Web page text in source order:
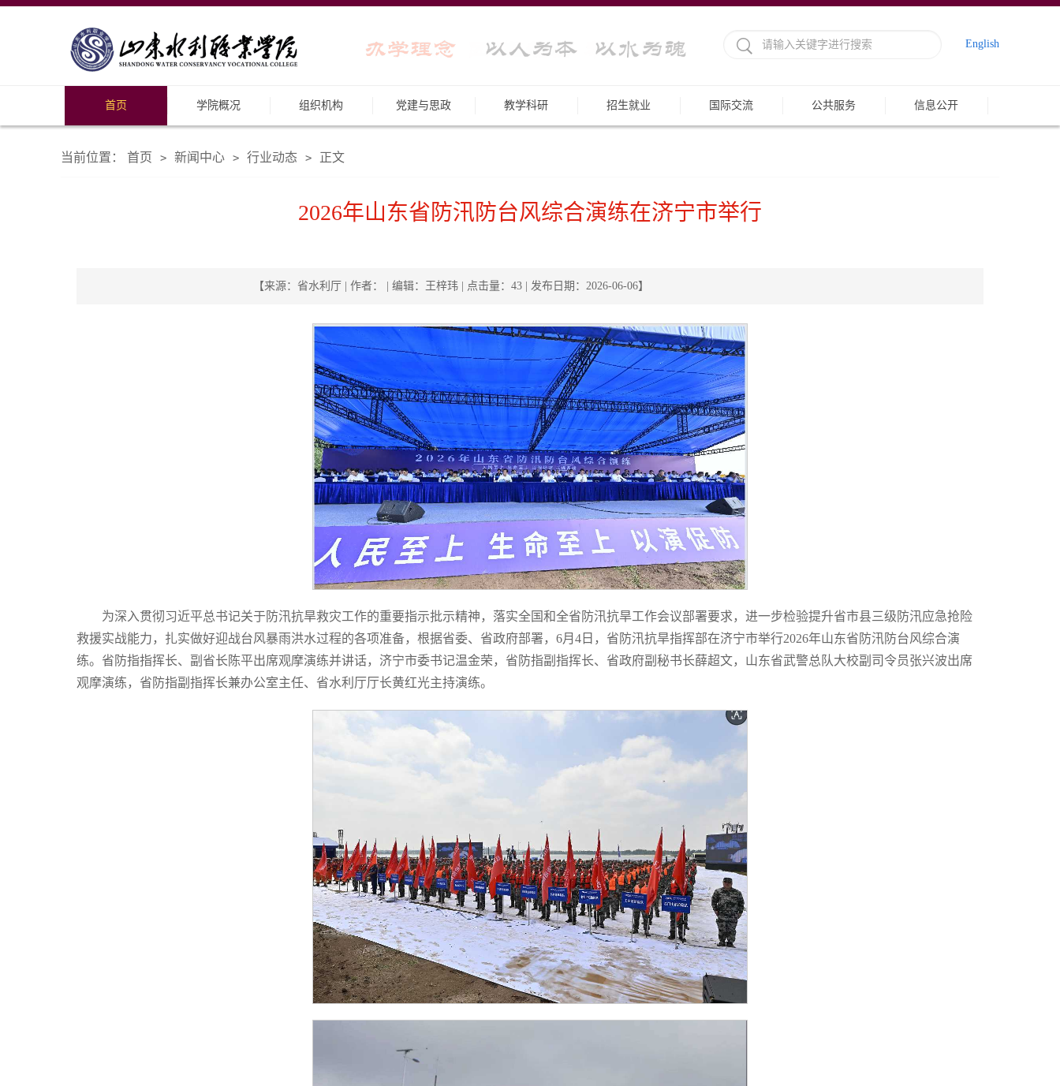
English
首页 学院概况 组织机构 党建与思政 教学科研 招生就业 国际交流 公共服务 信息公开
当前位置： 首页 > 新闻中心 > 行业动态 > 正文
2026年山东省防汛防台风综合演练在济宁市举行
【来源：省水利厅 | 作者： | 编辑：王梓玮 | 点击量： 43 | 发布日期：2026-06-06】
为深入贯彻习近平总书记关于防汛抗旱救灾工作的重要指示批示精神，落实全国和全省防汛抗旱工作会议部署要求，进一步检验提升省市县三级防汛应急抢险
救援实战能力，扎实做好迎战台风暴雨洪水过程的各项准备，根据省委、省政府部署，6月4日，省防汛抗旱指挥部在济宁市举行2026年山东省防汛防台风综合演
练。省防指指挥长、副省长陈平出席观摩演练并讲话，济宁市委书记温金荣，省防指副指挥长、省政府副秘书长薛超文，山东省武警总队大校副司令员张兴波出席
观摩演练，省防指副指挥长兼办公室主任、省水利厅厅长黄红光主持演练。